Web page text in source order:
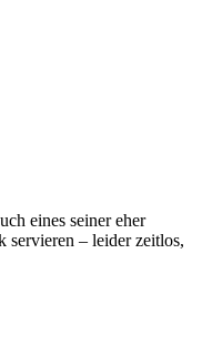
eines seiner eher
servieren – leider zeitlos,